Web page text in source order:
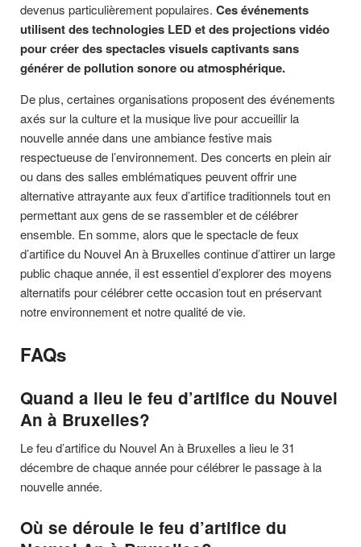
devenus particulièrement populaires. Ces événements
utilisent des technologies LED et des projections vidéo
pour créer des spectacles visuels captivants sans
générer de pollution sonore ou atmosphérique.
De plus, certaines organisations proposent des événements
axés sur la culture et la musique live pour accueillir la
nouvelle année dans une ambiance festive mais
respectueuse de l’environnement. Des concerts en plein air
ou dans des salles emblématiques peuvent offrir une
alternative attrayante aux feux d’artifice traditionnels tout en
permettant aux gens de se rassembler et de célébrer
ensemble. En somme, alors que le spectacle de feux
d’artifice du Nouvel An à Bruxelles continue d’attirer un large
public chaque année, il est essentiel d’explorer des moyens
alternatifs pour célébrer cette occasion tout en préservant
notre environnement et notre qualité de vie.
FAQs
Quand a lieu le feu d’artifice du Nouvel
An à Bruxelles?
Le feu d’artifice du Nouvel An à Bruxelles a lieu le 31
décembre de chaque année pour célébrer le passage à la
nouvelle année.
Où se déroule le feu d’artifice du